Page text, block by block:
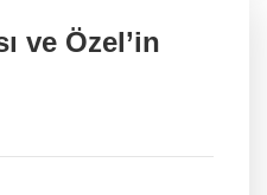
ve Özel’in